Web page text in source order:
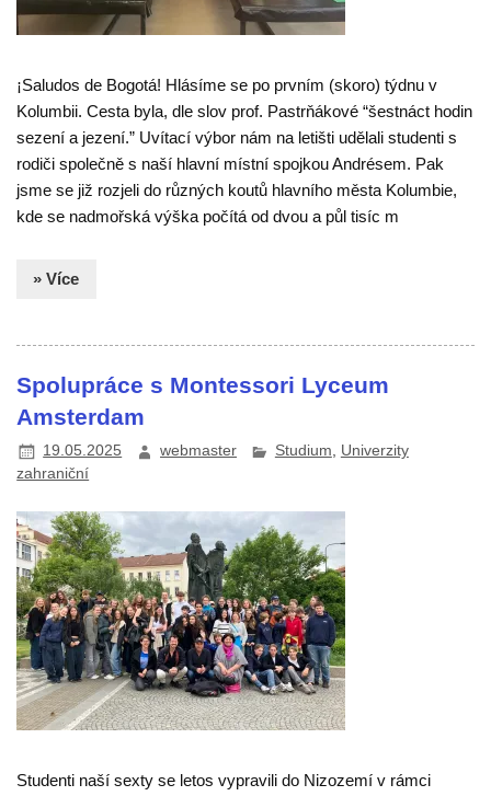
¡Saludos de Bogotá! Hlásíme se po prvním (skoro) týdnu v
Kolumbii. Cesta byla, dle slov prof. Pastrňákové “šestnáct hodin
sezení a jezení.” Uvítací výbor nám na letišti udělali studenti s
rodiči společně s naší hlavní místní spojkou Andrésem. Pak
jsme se již rozjeli do různých koutů hlavního města Kolumbie,
kde se nadmořská výška počítá od dvou a půl tisíc m
» Více
Spolupráce s Montessori Lyceum
Amsterdam
19.05.2025 webmaster Studium, Univerzity
zahraniční
Studenti naší sexty se letos vypravili do Nizozemí v rámci